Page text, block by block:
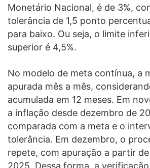
Monetário Nacional, é de 3%,
tolerância de 1,5 ponto
para baixo. Ou seja, o limite
superior é 4,5%.
No modelo de meta contínua, a
apurada mês a mês,
acumulada em 12 meses. Em
a inflação desde dezembro de
comparada com a meta e o
tolerância. Em dezembro, o
repete, com apuração a partir
2025. Dessa forma, a